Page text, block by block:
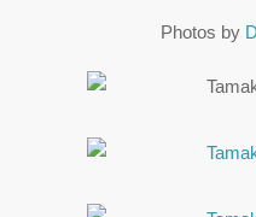
Photos by